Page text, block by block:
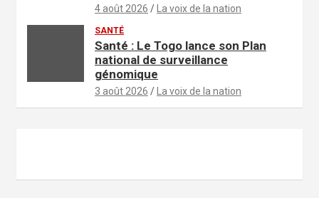
4 août 2026 La voix de la nation
SANTÉ
Santé : Le Togo lance son Plan
national de surveillance
génomique
3 août 2026 La voix de la nation